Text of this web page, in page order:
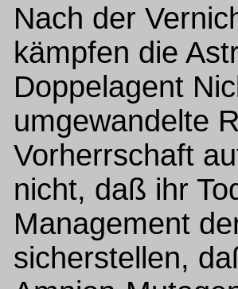
Nach der
kämpfen die
Doppelagent
umgewandelte
Vorherrschaft
nicht, daß ihr
Management
sicherstellen,